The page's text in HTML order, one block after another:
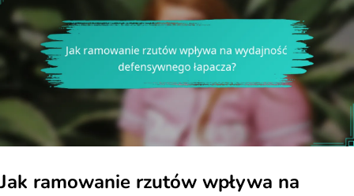
Jak ramowanie rzutów wpływa na